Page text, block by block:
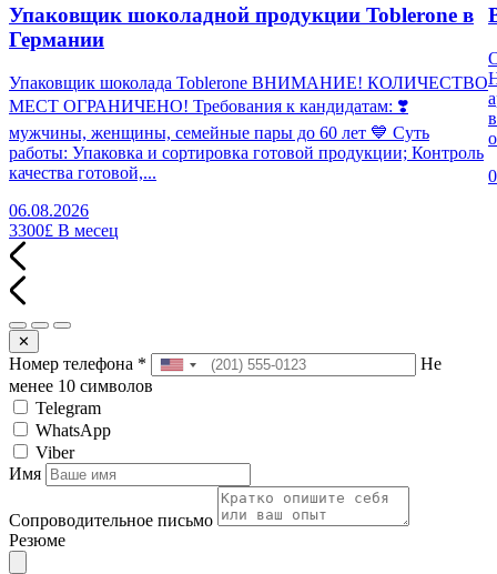
Упаковщик шоколадной продукции Toblerone в
Германии
Упаковщик шоколада Toblerone ВНИМАНИЕ! КОЛИЧЕСТВО
МЕСТ ОГРАНИЧЕНО! Требования к кандидатам: ❣️
мужчины, женщины, семейные пары до 60 лет 💙 Суть
работы: Упаковка и сортировка готовой продукции; Контроль
качества готовой,...
06.08.2026
3300£ В месец
✕
Номер телефона *
Не
менее 10 символов
Telegram
WhatsApp
Viber
Имя
Сопроводительное письмо
Резюме